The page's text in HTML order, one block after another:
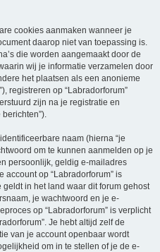
cookies aanmaken wanneer je
daarop niet van toepassing is.
die worden aangemaakt door de
wij je informatie verzamelen door
het plaatsen als een anonieme
registreren op “Labradorforum”
zijn na je registratie en
naam (hierna “je
om te kunnen aanmelden op je
persoonlijk, geldig e-mailadres
account op “Labradorforum” is
in het land waar dit forum gehost
je wachtwoord en je e-
op “Labradorforum” is verplicht
Je hebt altijd zelf de
van je account openbaar wordt
om in te stellen of je de e-